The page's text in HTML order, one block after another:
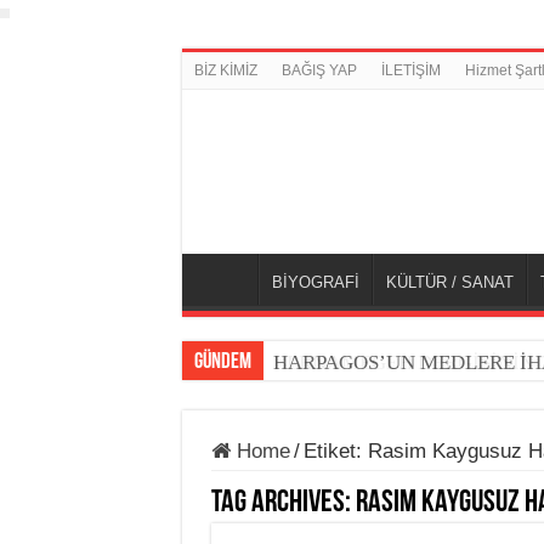
BİZ KİMİZ BAĞIŞ YAP İLETİŞİM Hizmet
BİYOGRAFİ KÜLTÜR / SANAT
GÜNDEM BERNAMEGEH DERGİSİNİN
HARPAGOS’UN MEDLERE
Home/ Etiket: Rasim Kaygusuz
Tag Archives: Rasim Kaygusuz